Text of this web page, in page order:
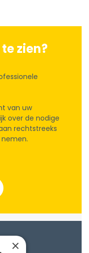
zien?
van uw
over de nodige
rechtstreeks
×